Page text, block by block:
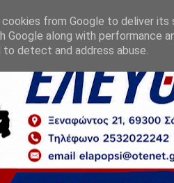
from Google to deliver its
Google along with performance
detect and address abuse.